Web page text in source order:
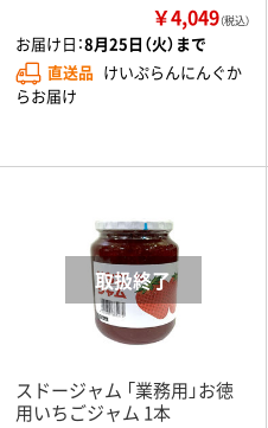
￥4,049（税込）
お届け日：8月25日（火）まで
直送品 けいぷらんにんぐか
らお届け
スドージャム 「業務用」お徳
用いちごジャム 1本